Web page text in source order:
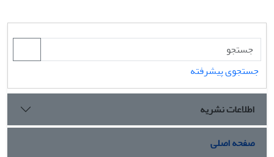
جستجوی پیشرفته
اطلاعات نشریه
صفحه اصلی